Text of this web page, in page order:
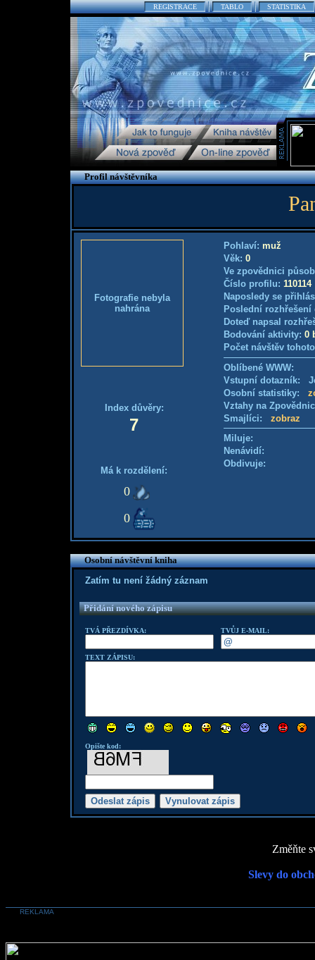
REGISTRACE TABLO STATISTIKA
Profil návštěvníka
Fotografie nebyla
nahrána
Index důvěry:
7
Má k rozdělení:
0
0
Pohlaví: muž
Věk: 0
Ve zpovědnici
Číslo profilu: 110114
Naposledy se
Poslední
Doteď napsal
Bodování aktivity: 0
Počet návštěv
Oblíbené WWW:
Vstupní dotazník:
Osobní statistiky:
Vztahy na
Smajlíci: zobraz
Miluje:
Nenávidí:
Obdivuje:
Osobní návštěvní kniha
Zatím tu není žádný záznam
Přidání nového zápisu
TVÁ PŘEZDÍVKA: TVŮJ E-MAIL:
TEXT ZÁPISU:
Opište kod:
Změňte
Slevy do
REKLAMA